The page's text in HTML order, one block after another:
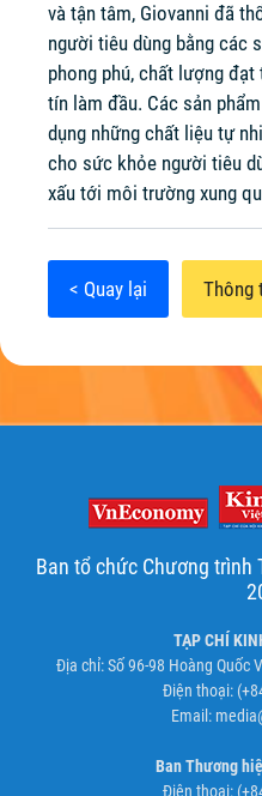
và tận tâm, Giovanni đã
người tiêu dùng bằng các
phong phú, chất lượng
tín làm đầu. Các sản
dụng những chất liệu tự
cho sức khỏe người tiêu
xấu tới môi trường xung
< Quay lại Thông
Ban tổ chức Chương trình
TẠP CHÍ
Địa chỉ: Số 96-98 Hoàng Quốc
Điện thoại:
Email:
Ban Thương
Điện thoại: